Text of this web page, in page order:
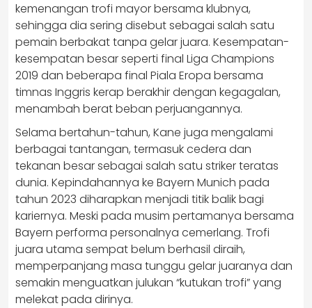
kemenangan trofi mayor bersama klubnya,
sehingga dia sering disebut sebagai salah satu
pemain berbakat tanpa gelar juara. Kesempatan-
kesempatan besar seperti final Liga Champions
2019 dan beberapa final Piala Eropa bersama
timnas Inggris kerap berakhir dengan kegagalan,
menambah berat beban perjuangannya.
Selama bertahun-tahun, Kane juga mengalami
berbagai tantangan, termasuk cedera dan
tekanan besar sebagai salah satu striker teratas
dunia. Kepindahannya ke Bayern Munich pada
tahun 2023 diharapkan menjadi titik balik bagi
kariernya. Meski pada musim pertamanya bersama
Bayern performa personalnya cemerlang. Trofi
juara utama sempat belum berhasil diraih,
memperpanjang masa tunggu gelar juaranya dan
semakin menguatkan julukan “kutukan trofi” yang
melekat pada dirinya.